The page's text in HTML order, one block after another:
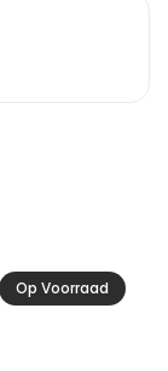
Op Voorraad